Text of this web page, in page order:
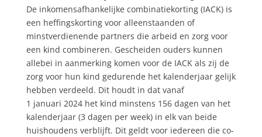
De inkomensafhankelijke combinatiekorting (IACK) is
een heffingskorting voor alleenstaanden of
minstverdienende partners die arbeid en zorg voor
een kind combineren. Gescheiden ouders kunnen
allebei in aanmerking komen voor de IACK als zij de
zorg voor hun kind gedurende het kalenderjaar gelijk
hebben verdeeld. Dit houdt in dat vanaf
1 januari 2024 het kind minstens 156 dagen van het
kalenderjaar (3 dagen per week) in elk van beide
huishoudens verblijft. Dit geldt voor iedereen die co-